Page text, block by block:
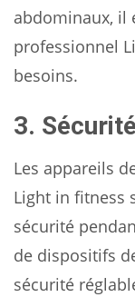
abdominaux, il
professionnel
besoins.
3. Sécurité
Les appareils
Light in fitness
sécurité
de dispositifs
sécurité